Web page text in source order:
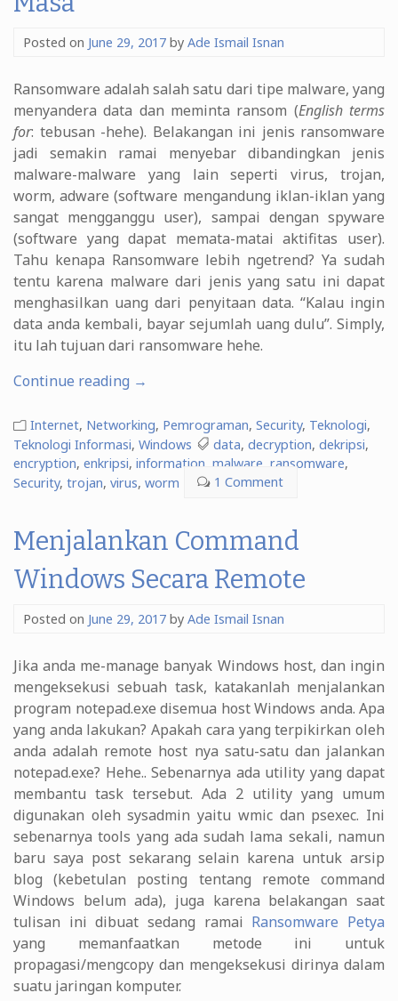
Posted on June 29, 2017 by Ade Ismail Isnan
Ransomware adalah salah satu dari tipe malware, yang
menyandera data dan meminta ransom (English terms
for: tebusan -hehe). Belakangan ini jenis ransomware
jadi semakin ramai menyebar dibandingkan jenis
malware-malware yang lain seperti virus, trojan,
worm, adware (software mengandung iklan-iklan yang
sangat mengganggu user), sampai dengan spyware
(software yang dapat memata-matai aktifitas user).
Tahu kenapa Ransomware lebih ngetrend? Ya sudah
tentu karena malware dari jenis yang satu ini dapat
menghasilkan uang dari penyitaan data. “Kalau ingin
data anda kembali, bayar sejumlah uang dulu”. Simply,
itu lah tujuan dari ransomware hehe.
Continue reading “Ransomware,
Masa
ke
Masa”
→
Internet, Networking, Pemrograman, Security, Teknologi,
Teknologi Informasi, Windows data, decryption, dekripsi,
encryption, enkripsi, information malware ransomware,
Security, trojan, virus, worm 1 Comment
Menjalankan Command
Windows Secara Remote
Posted on June 29, 2017 by Ade Ismail Isnan
Jika anda me-manage banyak Windows host, dan ingin
mengeksekusi sebuah task, katakanlah menjalankan
program notepad.exe disemua host Windows anda. Apa
yang anda lakukan? Apakah cara yang terpikirkan oleh
anda adalah remote host nya satu-satu dan jalankan
notepad.exe? Hehe.. Sebenarnya ada utility yang dapat
membantu task tersebut. Ada 2 utility yang umum
digunakan oleh sysadmin yaitu wmic dan psexec. Ini
sebenarnya tools yang ada sudah lama sekali, namun
baru saya post sekarang selain karena untuk arsip
blog (kebetulan posting tentang remote command
Windows belum ada), juga karena belakangan saat
tulisan ini dibuat sedang ramai Ransomware Petya
yang memanfaatkan metode ini untuk
propagasi/mengcopy dan mengeksekusi dirinya dalam
suatu jaringan komputer.